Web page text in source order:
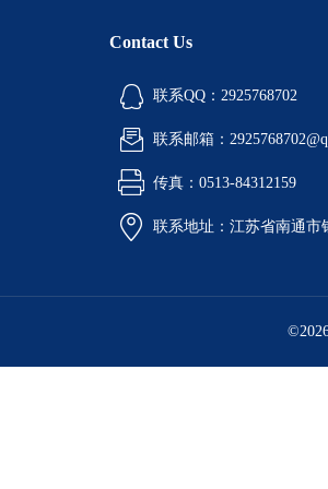
Contact Us
联系QQ：2925768702
联系邮箱：
传真：0513-84312159
联系地址：江苏省南通市